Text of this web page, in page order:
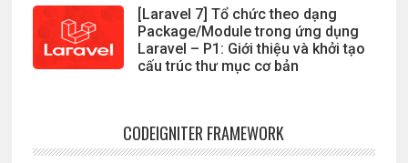
[Laravel 7] Tổ chức theo dạng
Package/Module trong ứng dụng
Laravel – P1: Giới thiệu và khởi tạo
cấu trúc thư mục cơ bản
CODEIGNITER FRAMEWORK